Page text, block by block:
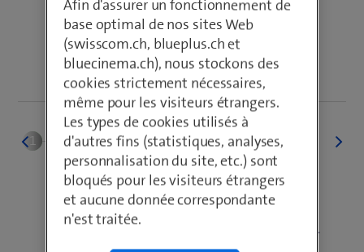
passt zu Ihnen?
Comment souhaitez-vous utiliser
Afin d'assurer un fonctionnement de
base optimal de nos sites Web
(swisscom.ch, blueplus.ch et
bluecinema.ch), nous stockons des
cookies strictement nécessaires,
même pour les visiteurs étrangers.
Les types de cookies utilisés à
d'autres fins (statistiques, analyses,
personnalisation du site, etc.) sont
bloqués pour les visiteurs étrangers
et aucune donnée correspondante
n'est traitée.